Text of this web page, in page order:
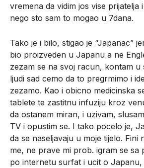
vremena da vidim jos vise prijatelja
nego sto sam to mogao u 7dana.
Tako je i bilo, stigao je “Japanac”
bio proizveden u Japanu a ne
zezam se na svoj racun, kontam u
ljudi sad cemo da to pregrmimo i
zezamo. Kao i obicno medicinska
tablete te zastitnu infuziju kroz
da ostanem miran, i uzivam,
TV i opustim se. I tako pocelo je,
da se naseljavaju u moje tijelo. Fini
me, ne prave mi prob. igram se sa
po internetu surfat i ucit o Japanu,